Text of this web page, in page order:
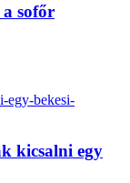
a sofőr
kicsalni egy